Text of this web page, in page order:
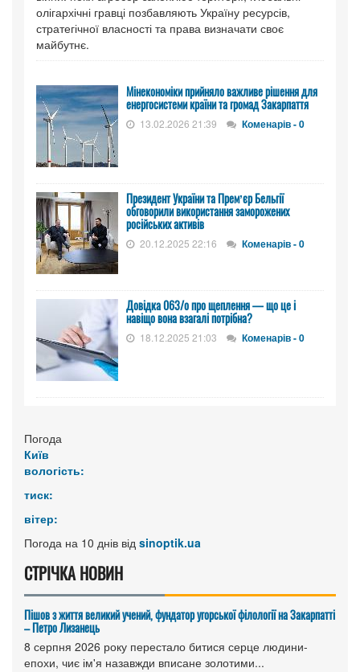
олігархічні гравці позбавляють Україну ресурсів,
стратегічної власності та права визначати своє
майбутнє.
Мінекономіки прийняло важливе рішення для
енергосистеми країни та громад Закарпаття
13.02.2026 21:39 Коменарів - 0
Президент України та Премʼєр Бельгії
обговорили використання заморожених
російських активів
20.12.2025 22:16 Коменарів - 0
Довідка 063/о про щеплення — що це і
навіщо вона взагалі потрібна?
18.12.2025 21:03 Коменарів - 0
Погода
Київ
вологість:
тиск:
вітер:
Погода на 10 днів від sinoptik.ua
СТРІЧКА НОВИН
Пішов з життя великий учений, фундатор угорської філології на Закарпатті
– Петро Лизанець
8 серпня 2026 року перестало битися серце людини-
епохи, чиє ім'я назавжди вписане золотими...